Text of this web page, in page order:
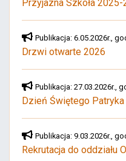
Przyjazna Szkoła
Publikacja: 6.05.2026r.,
Drzwi otwarte 2026
Publikacja: 27.03.2026r.,
Dzień Świętego
Publikacja: 9.03.2026r.,
Rekrutacja do oddziału